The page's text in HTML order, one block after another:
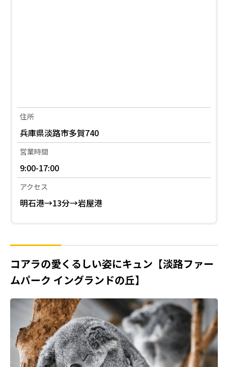
住所
兵庫県淡路市多賀740
営業時間
9:00-17:00
アクセス
明石港→13分→岩屋港
コアラの愛くるしい姿にキュン【淡路ファー
ムパーク イングランドの丘】